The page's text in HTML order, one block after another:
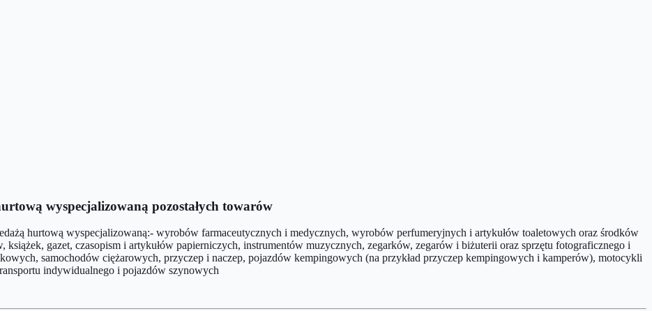
wyspecjalizowaną pozostałych towarów
hurtową wyspecjalizowaną:- wyrobów farmaceutycznych i medycznych, wyrobów perfumeryjnych i artykułów toaletowych oraz środków
gazet, czasopism i artykułów papierniczych, instrumentów muzycznych, zegarków, zegarów i biżuterii oraz sprzętu fotograficznego i
samochodów ciężarowych, przyczep i naczep, pojazdów kempingowych (na przykład przyczep kempingowych i kamperów), motocykli
indywidualnego i pojazdów szynowych